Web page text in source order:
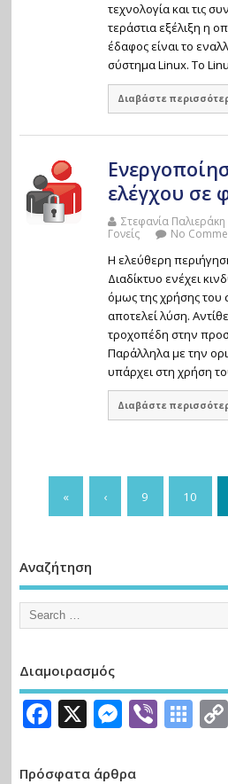
τεχνολογία και τις
τεράστια εξέλιξη η
έδαφος είναι το
σύστημα Linux. Το
Διαβάστε
ελέγχου σε
Στεφανία Παλιεράκη
Γονείς
No
Η ελεύθερη
Διαδίκτυο ενέχει
όμως της χρήσης του
αποτελεί λύση.
τροχοπέδη στην
Παράλληλα με την
υπάρχει στη χρήση
Διαβάστε
« ‹ 9 10
Αναζήτηση
Διαμοιρασμός
Facebook
X Viber
Πρόσφατα άρθρα